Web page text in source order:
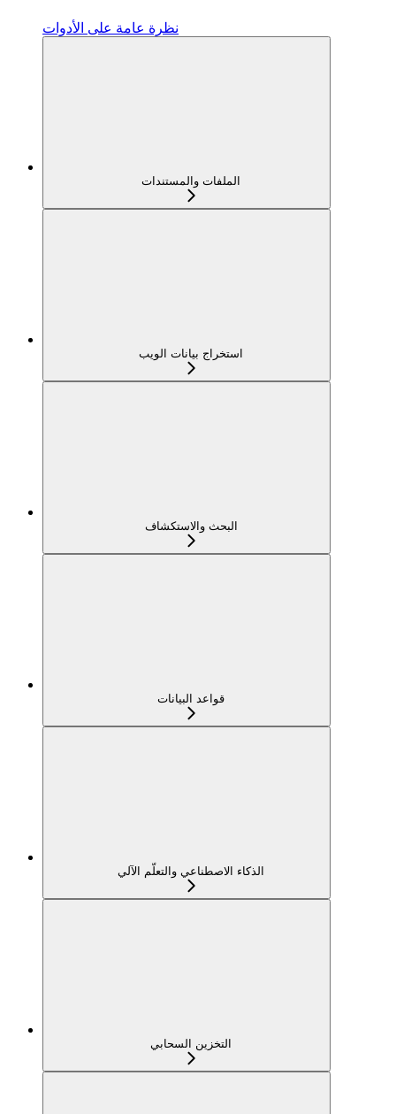
نظرة عامة على الأدوات
الملفات والمستندات
استخراج بيانات الويب
البحث والاستكشاف
قواعد البيانات
الذكاء الاصطناعي والتعلّم الآلي
التخزين السحابي